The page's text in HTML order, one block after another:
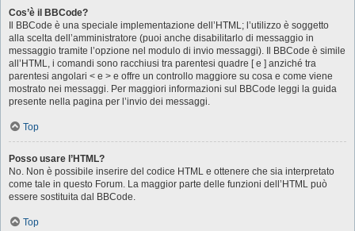
Cos’è il BBCode?
Il BBCode è una speciale implementazione dell’HTML; l’utilizzo è soggetto
alla scelta dell’amministratore (puoi anche disabilitarlo di messaggio in
messaggio tramite l’opzione nel modulo di invio messaggi). Il BBCode è simile
all’HTML, i comandi sono racchiusi tra parentesi quadre [ e ] anziché tra
parentesi angolari < e > e offre un controllo maggiore su cosa e come viene
mostrato nei messaggi. Per maggiori informazioni sul BBCode leggi la guida
presente nella pagina per l’invio dei messaggi.
Top
Posso usare l’HTML?
No. Non è possibile inserire del codice HTML e ottenere che sia interpretato
come tale in questo Forum. La maggior parte delle funzioni dell’HTML può
essere sostituita dal BBCode.
Top